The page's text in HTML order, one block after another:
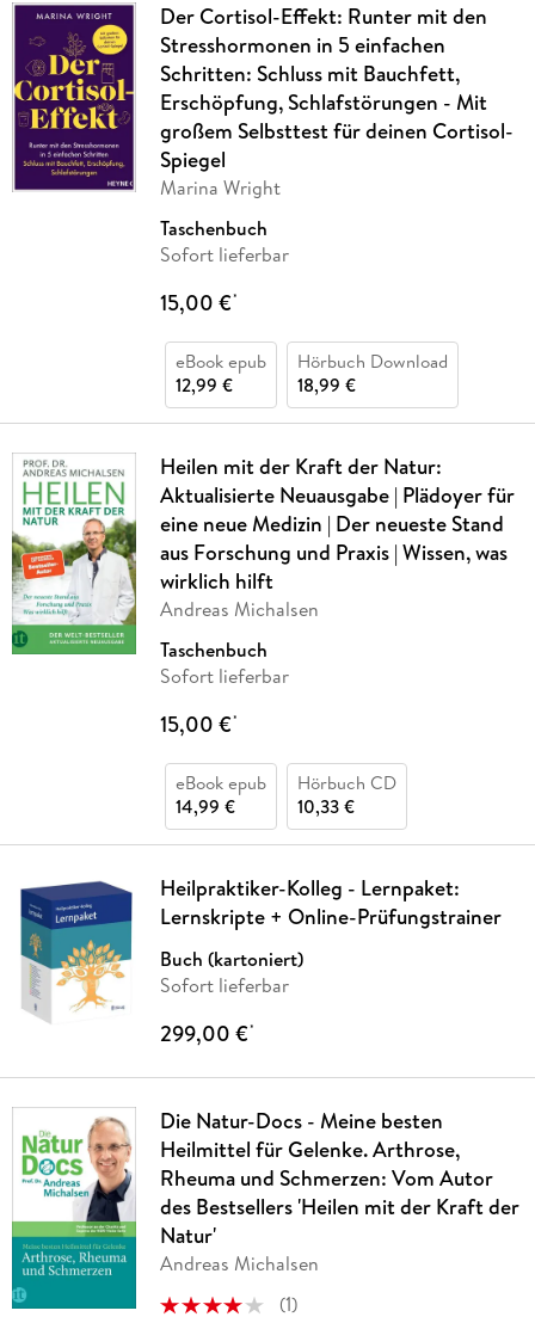
Der Cortisol-Effekt: Runter mit den
Stresshormonen in 5 einfachen
Schritten: Schluss mit Bauchfett,
Erschöpfung, Schlafstörungen - Mit
großem Selbsttest für deinen Cortisol-
Spiegel
Marina Wright
Taschenbuch
Sofort lieferbar
15,00 €*
eBook epub
12,99 €
Hörbuch Download
18,99 €
Heilen mit der Kraft der Natur:
Aktualisierte Neuausgabe | Plädoyer für
eine neue Medizin | Der neueste Stand
aus Forschung und Praxis | Wissen, was
wirklich hilft
Andreas Michalsen
Taschenbuch
Sofort lieferbar
15,00 €*
eBook epub
14,99 €
Hörbuch CD
10,33 €
Heilpraktiker-Kolleg - Lernpaket:
Lernskripte + Online-Prüfungstrainer
Buch (kartoniert)
Sofort lieferbar
299,00 €*
Die Natur-Docs - Meine besten
Heilmittel für Gelenke. Arthrose,
Rheuma und Schmerzen: Vom Autor
des Bestsellers 'Heilen mit der Kraft der
Natur'
Andreas Michalsen
(1)